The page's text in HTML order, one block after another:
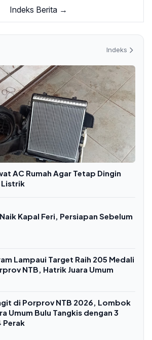
Indeks Berita →
Indeks
AC Rumah Agar Tetap Dingin
Listrik
Kapal Feri, Persiapan Sebelum
Lampaui Target Raih 205 Medali
NTB, Hatrik Juara Umum
di Porprov NTB 2026, Lombok
Umum Bulu Tangkis dengan 3
Perak